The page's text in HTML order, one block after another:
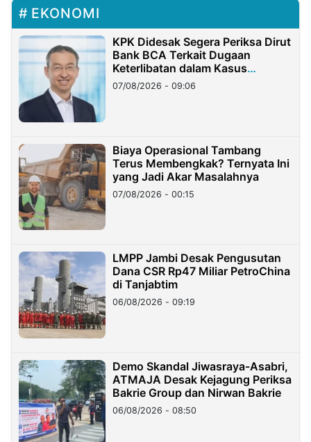
EKONOMI
KPK Didesak Segera Periksa Dirut
Bank BCA Terkait Dugaan
Keterlibatan dalam Kasus
Hilangnya Dana Nasabah Rp2,58
Miliar
07/08/2026 - 09:06
Biaya Operasional Tambang
Terus Membengkak? Ternyata Ini
yang Jadi Akar Masalahnya
07/08/2026 - 00:15
LMPP Jambi Desak Pengusutan
Dana CSR Rp47 Miliar PetroChina
di Tanjabtim
06/08/2026 - 09:19
Demo Skandal Jiwasraya-Asabri,
ATMAJA Desak Kejagung Periksa
Bakrie Group dan Nirwan Bakrie
06/08/2026 - 08:50